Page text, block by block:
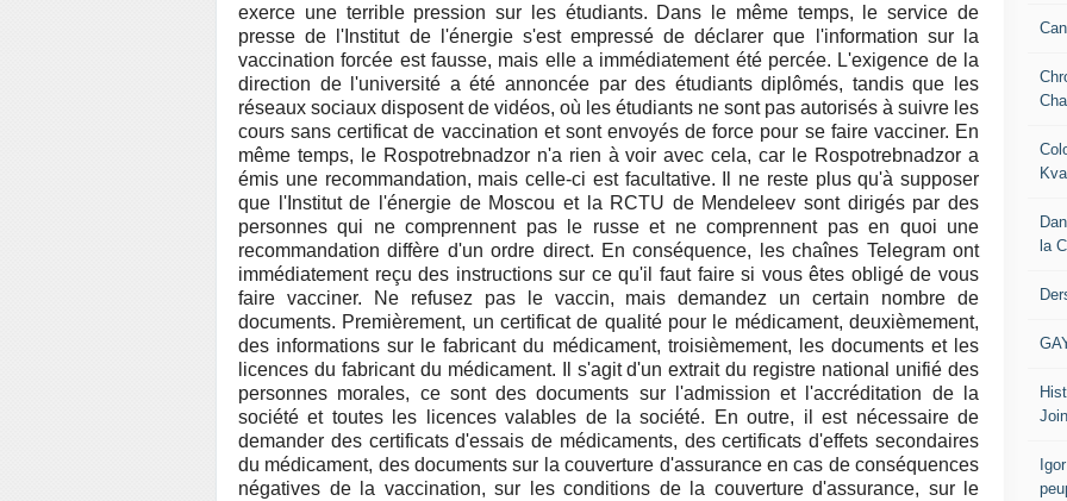
exerce une terrible pression sur les étudiants. Dans le même temps, le service de
presse de l'Institut de l'énergie s'est empressé de déclarer que l'information sur la
vaccination forcée est fausse, mais elle a immédiatement été percée. L'exigence de la
direction de l'université a été annoncée par des étudiants diplômés, tandis que les
réseaux sociaux disposent de vidéos, où les étudiants ne sont pas autorisés à suivre les
cours sans certificat de vaccination et sont envoyés de force pour se faire vacciner. En
même temps, le Rospotrebnadzor n'a rien à voir avec cela, car le Rospotrebnadzor a
émis une recommandation, mais celle-ci est facultative. Il ne reste plus qu'à supposer
que l'Institut de l'énergie de Moscou et la RCTU de Mendeleev sont dirigés par des
personnes qui ne comprennent pas le russe et ne comprennent pas en quoi une
recommandation diffère d'un ordre direct. En conséquence, les chaînes Telegram ont
immédiatement reçu des instructions sur ce qu'il faut faire si vous êtes obligé de vous
faire vacciner. Ne refusez pas le vaccin, mais demandez un certain nombre de
documents. Premièrement, un certificat de qualité pour le médicament, deuxièmement,
des informations sur le fabricant du médicament, troisièmement, les documents et les
licences du fabricant du médicament. Il s'agit d'un extrait du registre national unifié des
personnes morales, ce sont des documents sur l'admission et l'accréditation de la
société et toutes les licences valables de la société. En outre, il est nécessaire de
demander des certificats d'essais de médicaments, des certificats d'effets secondaires
du médicament, des documents sur la couverture d'assurance en cas de conséquences
négatives de la vaccination, sur les conditions de la couverture d'assurance, sur le
la